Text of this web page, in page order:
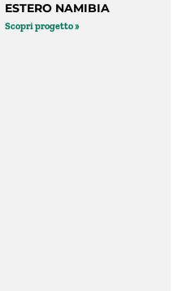
ESTERO NAMIBIA
Scopri progetto »